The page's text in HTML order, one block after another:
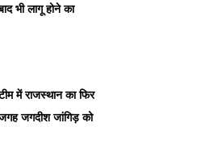
भी लागू होने का
में राजस्थान का फिर
जगदीश जांगिड़ को